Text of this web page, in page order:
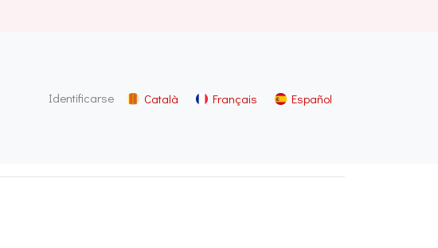
Identificarse Català Français Español